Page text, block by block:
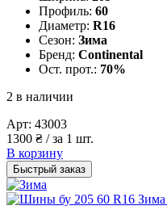
Профиль: 60
Диаметр: R16
Сезон: Зима
Бренд: Continental
Ост. прот.: 70%
2 в наличии
Арт: 43003
1300 ₴ / за 1 шт.
В корзину
Быстрый заказ